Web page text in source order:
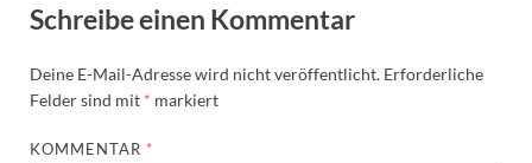
Schreibe einen Kommentar
Deine E-Mail-Adresse wird nicht veröffentlicht. Erforderliche
Felder sind mit * markiert
KOMMENTAR *